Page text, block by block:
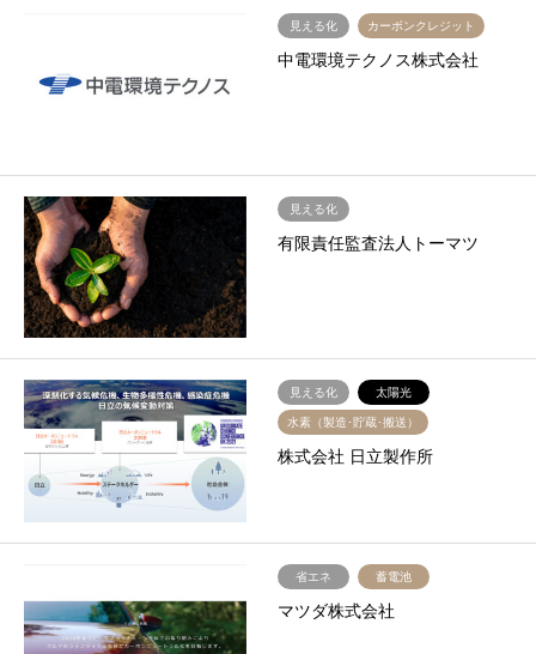
見える化 カーボンクレジット
中電環境テクノス株式会社
見える化
有限責任監査法人トーマツ
見える化 太陽光
水素（製造･貯蔵･搬送）
株式会社 日立製作所
省エネ 蓄電池
マツダ株式会社